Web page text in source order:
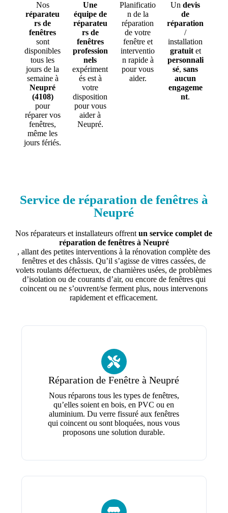
Nos
réparateu
rs de
fenêtres
sont
disponibles
tous les
jours de la
semaine à
Neupré
(4108)
pour
réparer vos
fenêtres,
même les
jours fériés.
Une
équipe de
réparateu
rs de
fenêtres
profession
nels
expériment
és est à
votre
disposition
pour vous
aider à
Neupré.
Planificatio
n de la
réparation
de votre
fenêtre et
interventio
n rapide à
pour vous
aider.
Undevis
de
réparation
/
installation
gratuitet
personnali
sé,sans
aucun
engageme
nt.
Service de réparation de fenêtres à
Neupré
Nos réparateurs et installateurs offrentun service complet de
réparation de fenêtres à Neupré
, allant des petites interventions à la rénovation complète des
fenêtres et des châssis. Qu’il s’agisse de vitres cassées, de
volets roulants défectueux, de charnières usées, de problèmes
d’isolation ou de courants d’air, ou encore de fenêtres qui
coincent ou ne s’ouvrent/se ferment plus, nous intervenons
rapidement et efficacement.
Réparation de Fenêtre à Neupré
Nous réparons tous les types de fenêtres,
qu’elles soient en bois, en PVC ou en
aluminium. Du verre fissuré aux fenêtres
qui coincent ou sont bloquées, nous vous
proposons une solution durable.